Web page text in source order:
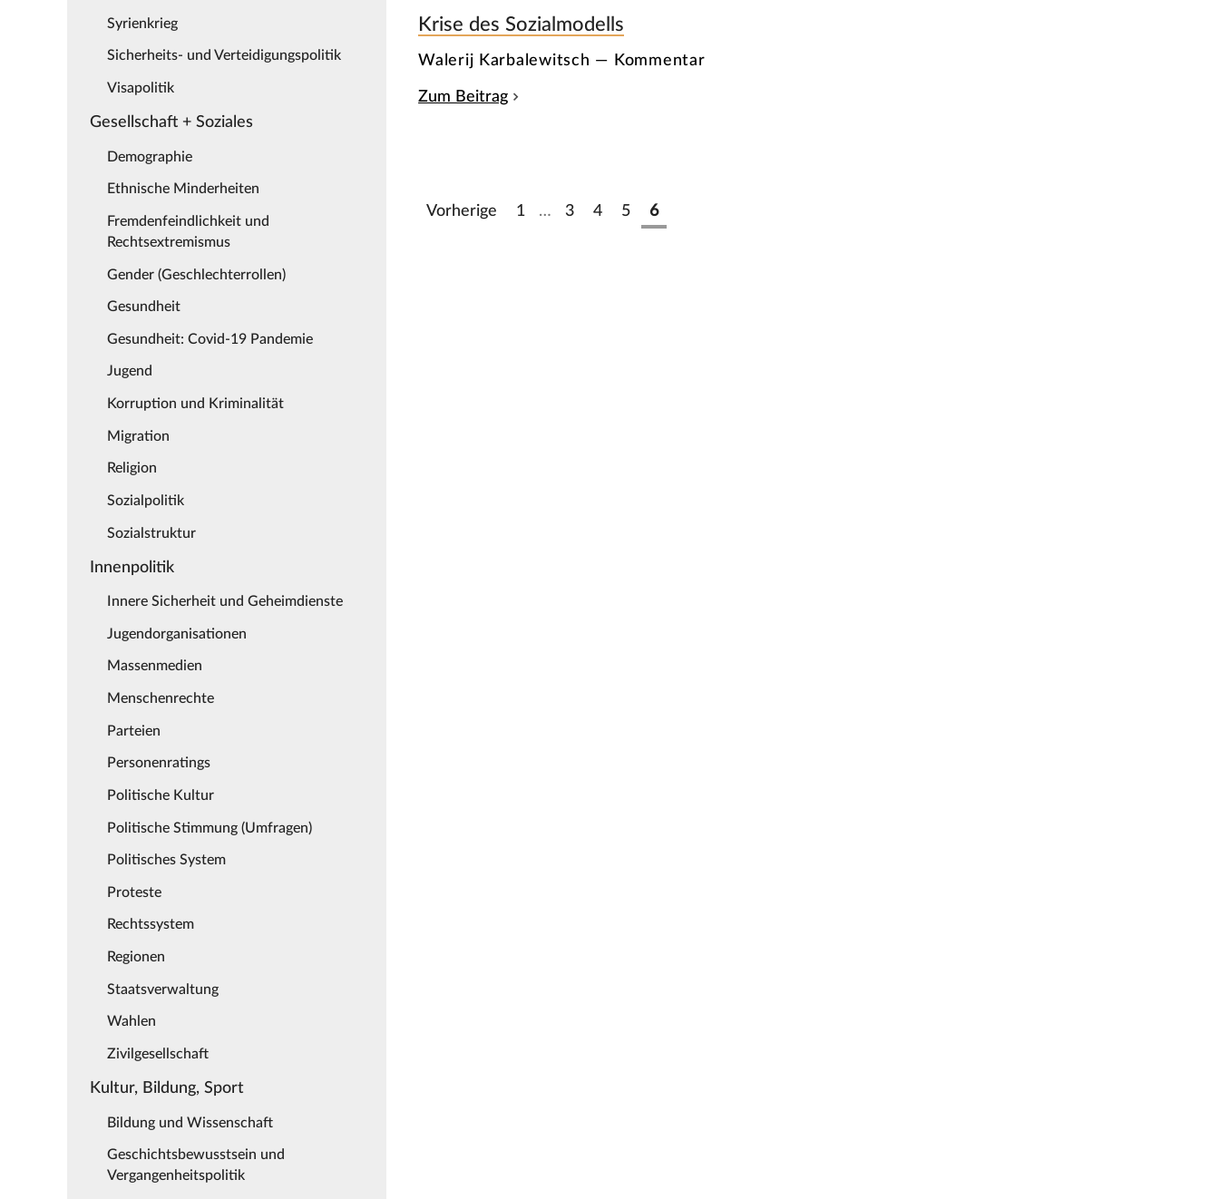
Syrienkrieg
Sicherheits- und Verteidigungspolitik
Visapolitik
Gesellschaft + Soziales
Demographie
Ethnische Minderheiten
Fremdenfeindlichkeit und
Rechtsextremismus
Gender (Geschlechterrollen)
Gesundheit
Gesundheit: Covid-19 Pandemie
Jugend
Korruption und Kriminalität
Migration
Religion
Sozialpolitik
Sozialstruktur
Innenpolitik
Innere Sicherheit und Geheimdienste
Jugendorganisationen
Massenmedien
Menschenrechte
Parteien
Personenratings
Politische Kultur
Politische Stimmung (Umfragen)
Politisches System
Proteste
Rechtssystem
Regionen
Staatsverwaltung
Wahlen
Zivilgesellschaft
Kultur, Bildung, Sport
Bildung und Wissenschaft
Geschichtsbewusstsein und
Vergangenheitspolitik
Krise des Sozialmodells
Walerij Karbalewitsch — Kommentar
Zum Beitrag
Vorherige 1 … 3 4 5 6